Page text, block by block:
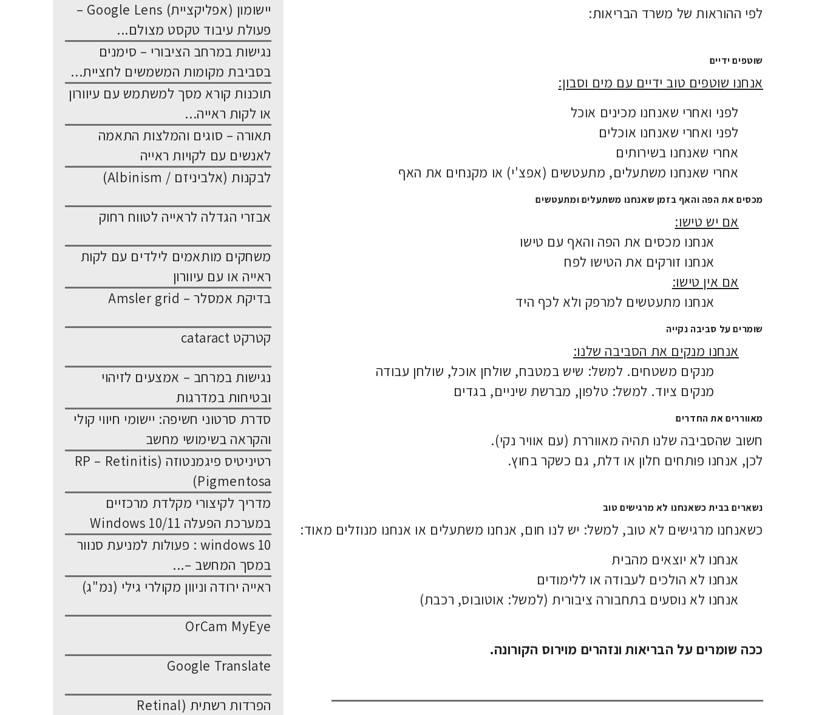
לפי ההוראות של משרד הבריאות:
שוטפים ידיים
אנחנו שוטפים טוב ידיים עם מים וסבון:
לפני ואחרי שאנחנו מכינים אוכל
לפני ואחרי שאנחנו אוכלים
אחרי שאנחנו בשירותים
אחרי שאנחנו משתעלים, מתעטשים (אפצ'י) או מקנחים את האף
מכסים את הפה והאף בזמן שאנחנו משתעלים ומתעטשים
אם יש טישו:
אנחנו מכסים את הפה והאף עם טישו
אנחנו זורקים את הטישו לפח
אם אין טישו:
אנחנו מתעטשים למרפק ולא לכף היד
שומרים על סביבה נקייה
אנחנו מנקים את הסביבה שלנו:
מנקים משטחים. למשל: שיש במטבח, שולחן אוכל, שולחן עבודה
מנקים ציוד. למשל: טלפון, מברשת שיניים, בגדים
מאווררים את החדרים
חשוב שהסביבה שלנו תהיה מאווררת (עם אוויר נקי).
לכן, אנחנו פותחים חלון או דלת, גם כשקר בחוץ.
נשארים בבית כשאנחנו לא מרגישים טוב
כשאנחנו מרגישים לא טוב, למשל: יש לנו חום, אנחנו משתעלים או אנחנו מנוזלים מאוד:
אנחנו לא יוצאים מהבית
אנחנו לא הולכים לעבודה או ללימודים
אנחנו לא נוסעים בתחבורה ציבורית (למשל: אוטובוס, רכבת)
ככה שומרים על הבריאות ונזהרים מוירוס הקורונה.
יישומון (אפליקציית) Google Lens –
פעולת עיבוד טקסט מצולם...
נגישות במרחב הציבורי – סימנים
בסביבת מקומות המשמשים לחציית...
תוכנות קורא מסך למשתמש עם עיוורון
או לקות ראייה...
תאורה – סוגים והמלצות התאמה
לאנשים עם לקויות ראייה
לבקנות (אלביניזם / Albinism)
אבזרי הגדלה לראייה לטווח רחוק
משחקים מותאמים לילדים עם לקות
ראייה או עם עיוורון
בדיקת אמסלר – Amsler grid
קטרקט cataract
נגישות במרחב – אמצעים לזיהוי
ובטיחות במדרגות
סדרת סרטוני חשיפה: יישומי חיווי קולי
והקראה בשימושי מחשב
רטיניטיס פיגמנטוזה (RP – Retinitis
Pigmentosa)
מדריך לקיצורי מקלדת מרכזיים
במערכת הפעלה Windows 10/11
windows 10 : פעולות למניעת סנוור
במסך המחשב –...
ראייה ירודה וניוון מקולרי גילי (נמ"ג)
OrCam MyEye
Google Translate
הפרדות רשתית (Retinal